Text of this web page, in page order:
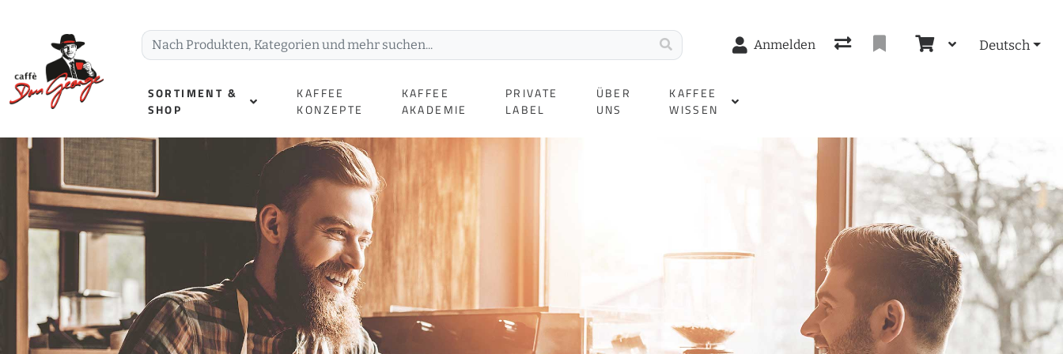
Anmelden Deutsch
SORTIMENT &
SHOP
KAFFEE
KONZEPTE
KAFFEE
AKADEMIE
PRIVATE
LABEL
ÜBER
UNS
KAFFEE
WISSEN